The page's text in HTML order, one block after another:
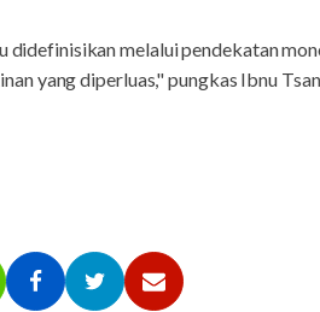
melalui pendekatan
yang diperluas," pungkas Ibnu